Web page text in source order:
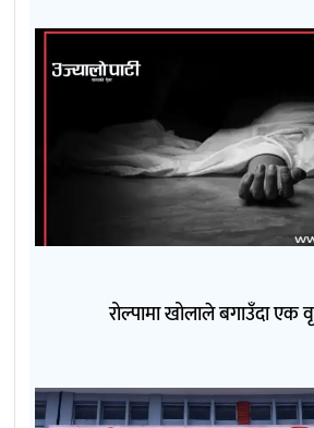
रोल्पामा खोलाले बगाउँदा एक